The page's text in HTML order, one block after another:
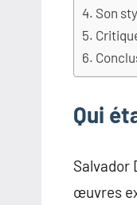
Son
Qui
Salvador
œuvres